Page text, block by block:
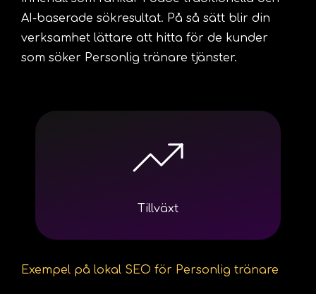
AI-baserade sökresultat. På så sätt blir din
verksamhet lättare att hitta för de kunder
som söker Personlig tränare tjänster.
Tillväxt
Exempel på lokal SEO för Personlig tränare